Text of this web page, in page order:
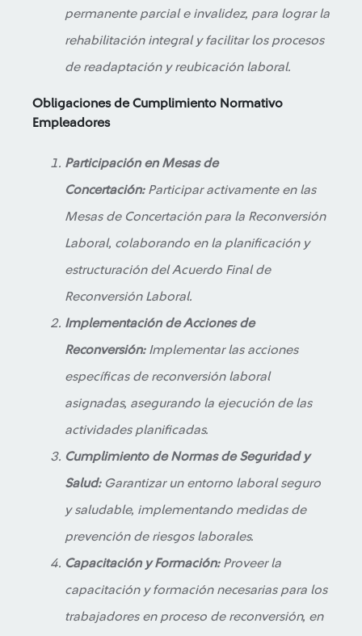
permanente parcial e invalidez, para lograr la
rehabilitación integral y facilitar los procesos
de readaptación y reubicación laboral.
Obligaciones de Cumplimiento Normativo
Empleadores
Participación en Mesas de
Concertación:Participar activamente en las
Mesas de Concertación para la Reconversión
Laboral, colaborando en la planificación y
estructuración del Acuerdo Final de
Reconversión Laboral.
Implementación de Acciones de
Reconversión:Implementar las acciones
específicas de reconversión laboral
asignadas, asegurando la ejecución de las
actividades planificadas.
Cumplimiento de Normas de Seguridad y
Salud:Garantizar un entorno laboral seguro
y saludable, implementando medidas de
prevención de riesgos laborales.
Capacitación y Formación:Proveer la
capacitación y formación necesarias para los
trabajadores en proceso de reconversión, en